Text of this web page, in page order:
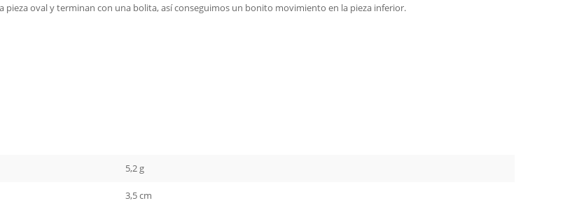
pieza oval y terminan con una bolita, así conseguimos un bonito movimiento en la pieza inferior.
5,2 g
3,5 cm